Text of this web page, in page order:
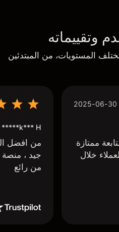
وتقييماته
المستويات، من المبتدئين
2025-06-30
ممتازة
خلال
k*** H*****
من افضل
جيد ،
من رائع